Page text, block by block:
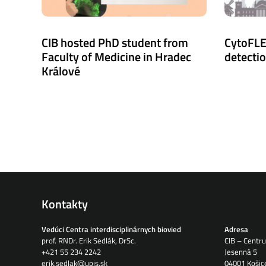
CIB hosted PhD student from
Faculty of Medicine in Hradec
Králové
Kontakty
Vedúci Centra interdisciplinárnych biovied
prof. RNDr. Erik Sedlák, DrSc.
+421 55 234 2242
erik.sedlak@upjs.sk
Adresa
CIB –
Jesenná 5
04001